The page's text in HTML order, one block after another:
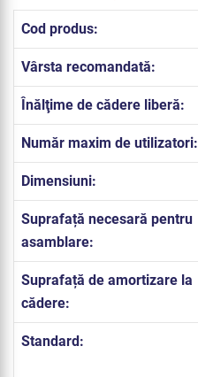
Cod produs:
Vârsta recomandată:
Înălţime de cădere liberă:
Număr maxim de utilizatori:
Dimensiuni:
Suprafață necesară pentru
asamblare:
Suprafață de amortizare la
cădere:
Standard: